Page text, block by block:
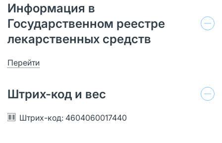
Информация в
Государственном реестре
лекарственных средств
Перейти
Штрих-код и вес
Штрих-код: 4604060017440